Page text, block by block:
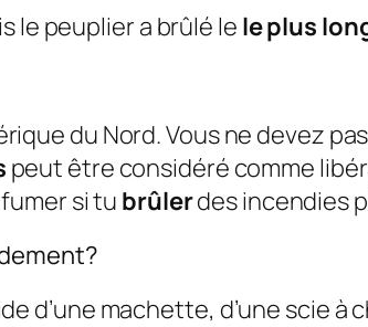
le peuplier a brûlé lele plus
du Nord. Vous ne devez
peut être considéré comme
fumer si tu brûlerdes incendies
d’une machette, d’une scie à